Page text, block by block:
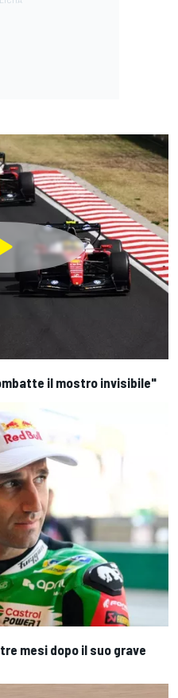
il mostro invisibile"
mesi dopo il suo grave